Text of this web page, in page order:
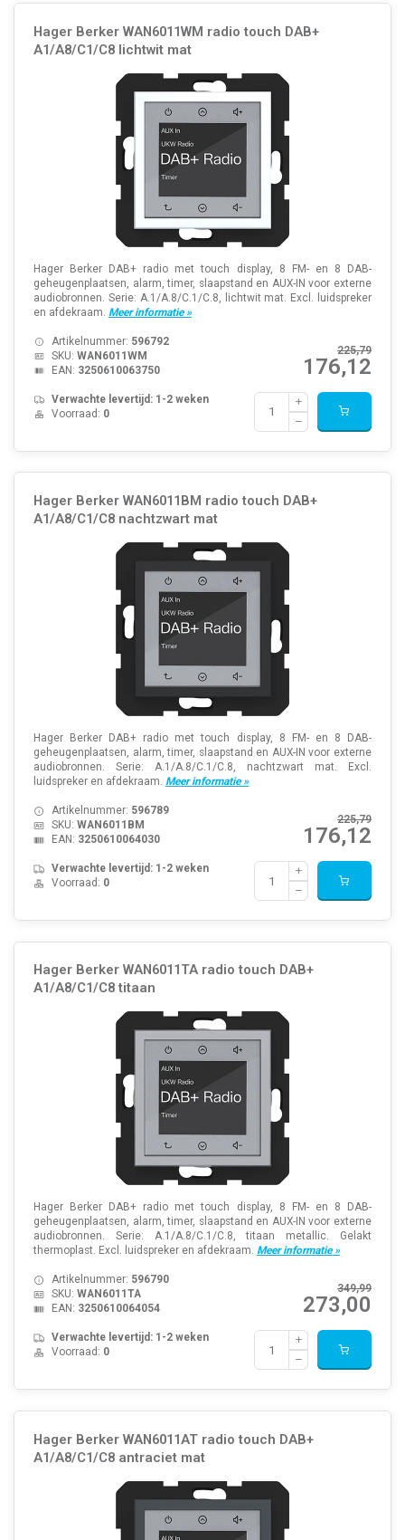
Hager Berker WAN6011WM radio touch DAB+
A1/A8/C1/C8 lichtwit mat
Hager Berker DAB+ radio met touch display, 8 FM- en 8 DAB-
geheugenplaatsen, alarm, timer, slaapstand en AUX-IN voor externe
audiobronnen. Serie: A.1/A.8/C.1/C.8, lichtwit mat. Excl. luidspreker
en afdekraam. Meer informatie »
225,79
176,12
Artikelnummer: 596792
SKU: WAN6011WM
EAN: 3250610063750
Verwachte levertijd: 1-2 weken
Voorraad: 0
Hager Berker WAN6011BM radio touch DAB+
A1/A8/C1/C8 nachtzwart mat
Hager Berker DAB+ radio met touch display, 8 FM- en 8 DAB-
geheugenplaatsen, alarm, timer, slaapstand en AUX-IN voor externe
audiobronnen. Serie: A.1/A.8/C.1/C.8, nachtzwart mat. Excl.
luidspreker en afdekraam. Meer informatie »
225,79
176,12
Artikelnummer: 596789
SKU: WAN6011BM
EAN: 3250610064030
Verwachte levertijd: 1-2 weken
Voorraad: 0
Hager Berker WAN6011TA radio touch DAB+
A1/A8/C1/C8 titaan
Hager Berker DAB+ radio met touch display, 8 FM- en 8 DAB-
geheugenplaatsen, alarm, timer, slaapstand en AUX-IN voor externe
audiobronnen. Serie: A.1/A.8/C.1/C.8, titaan metallic. Gelakt
thermoplast. Excl. luidspreker en afdekraam. Meer informatie »
349,99
273,00
Artikelnummer: 596790
SKU: WAN6011TA
EAN: 3250610064054
Verwachte levertijd: 1-2 weken
Voorraad: 0
Hager Berker WAN6011AT radio touch DAB+
A1/A8/C1/C8 antraciet mat